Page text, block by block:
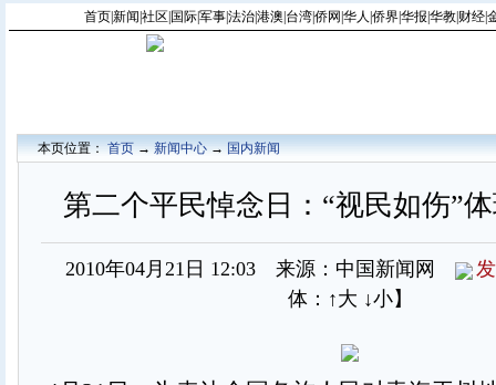
首页|新闻 社区 国际|军事|法治|港澳 台湾|侨网 华人 侨界|华报 华教| 财经|
本页位置：首页→新闻中心→国内新闻
第二个平民悼念日：“视民如伤”
2010年04月21日 12:03 来源：中国新闻网
体： ↑大 ↓小】